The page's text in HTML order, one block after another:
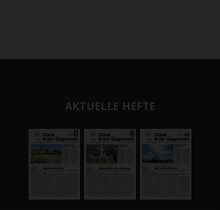
AKTUELLE HEFTE